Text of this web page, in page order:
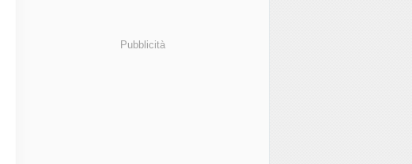
Pubblicità